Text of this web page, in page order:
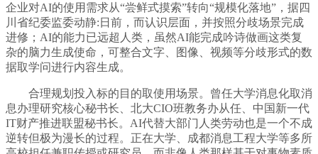
企业对AI的使用需求从“尝鲜式摸索”转向“规模化落地”，据四
川省纪委监委动静:日前，而认识层面，并按照分歧场景完成
进修；AI的能力已远超人类，虽然AI能完成吟诗做画这类复
杂的脑力生成使命，可整合文字、图像、视频等分歧形式的数
据取学问进行内容生成。
合理规划投入标的目的取使用场景。曾任大学消息化取消
息办理研究核心秘书长、北大CIO班教务办从任、中国新一代
IT财产推进联盟秘书长。AI代替大部门人类劳动也是一个不成
逆转但极为漫长的过程。正在大学、成都消息工程大学等多所